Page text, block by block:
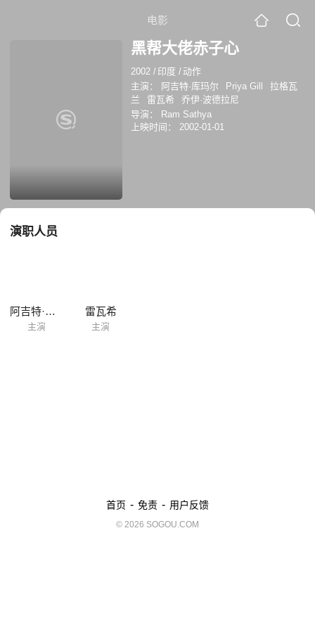
电影
黑帮大佬赤子心
2002 / 印度 / 动作
主演：
阿吉特·库玛尔 Priya Gill
拉格瓦
兰
雷瓦希
乔伊·波德拉尼
导演：
Ram Sathya
上映时间：
2002-01-01
演职人员
阿吉特·库玛尔
主演
雷瓦希
主演
首页 - 免责 - 用户反馈
© 2026 SOGOU.COM